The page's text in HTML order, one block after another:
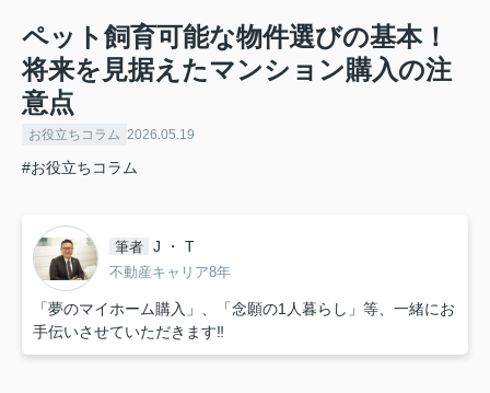
ペット飼育可能な物件選びの基本！
将来を見据えたマンション購入の注
意点
お役立ちコラム 2026.05.19
#お役立ちコラム
筆者 J ・ T
不動産キャリア8年
「夢のマイホーム購入」、「念願の1人暮らし」等、一緒にお
手伝いさせていただきます‼